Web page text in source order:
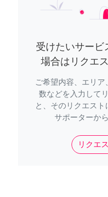
受けたいサービ
場合はリクエ
ご希望内容、エリ
数などを入力して
と、そのリクエス
サポーターか
リクエ